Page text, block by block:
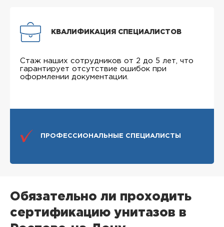
КВАЛИФИКАЦИЯ СПЕЦИАЛИСТОВ
Стаж наших сотрудников от 2 до 5 лет, что
гарантирует отсутствие ошибок при
оформлении документации.
ПРОФЕССИОНАЛЬНЫЕ СПЕЦИАЛИСТЫ
Обязательно ли проходить
сертификацию унитазов в